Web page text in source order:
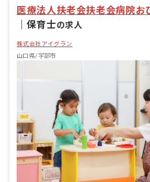
医療法人扶老会扶老会病院お
保育士の求人
株式会社アイグラン
山口県/宇部市